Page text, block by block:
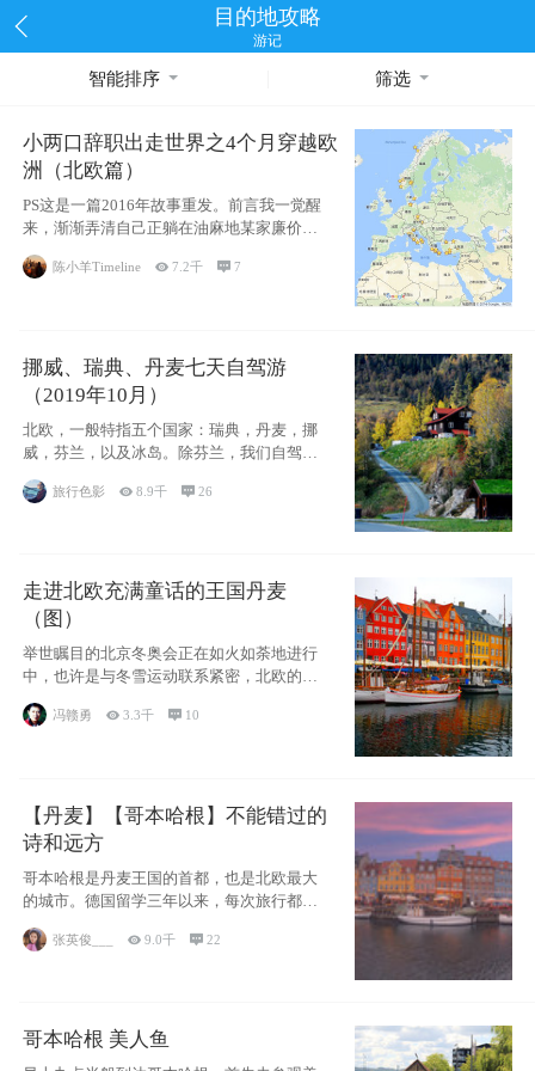
目的地攻略
游记
智能排序 筛选
小两口辞职出走世界之4个月穿越欧
洲（北欧篇）
PS这是一篇2016年故事重发。前言我一觉醒
来，渐渐弄清自己正躺在油麻地某家廉价宾
馆
陈小羊Timeline 7.2千 7
挪威、瑞典、丹麦七天自驾游
（2019年10月）
北欧，一般特指五个国家：瑞典，丹麦，挪
威，芬兰，以及冰岛。除芬兰，我们自驾游
旅行色影 8.9千 26
走进北欧充满童话的王国丹麦
（图）
举世瞩目的北京冬奥会正在如火如荼地进行
中，也许是与冬雪运动联系紧密，北欧的一
些国家因
冯赣勇 3.3千  10
【丹麦】【哥本哈根】不能错过的
诗和远方
哥本哈根是丹麦王国的首都，也是北欧最大
的城市。德国留学三年以来，每次旅行都是
张英俊___ 9.0千 22
哥本哈根 美人鱼